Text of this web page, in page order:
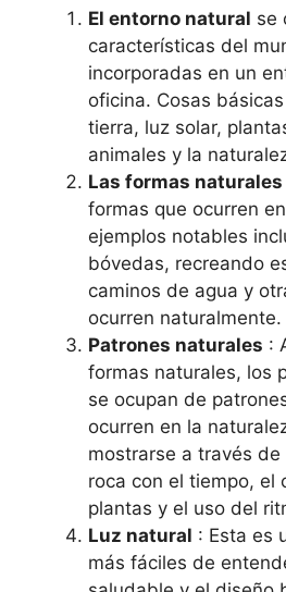
El entorno natural se
características del
incorporadas en un
oficina. Cosas
tierra, luz solar,
animales y la
Las formas naturales
formas que ocurren
ejemplos notables
bóvedas, recreando
caminos de agua y
ocurren naturalmente.
Patrones naturales :
formas naturales, los
se ocupan de
ocurren en la
mostrarse a través
roca con el tiempo, el
plantas y el uso del
Luz natural : Esta es
más fáciles de